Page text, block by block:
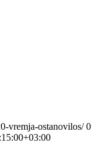
vremja-ostanovilos/ 0